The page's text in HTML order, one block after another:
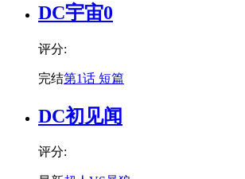
DC宇宙0
评分:
完结第1话 短篇
DC初见闻
评分: